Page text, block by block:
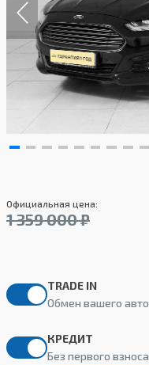
Официальная цена:
1 359 000 ₽
TRADE IN
Обмен вашего авто
КРЕДИТ
Без первого взноса